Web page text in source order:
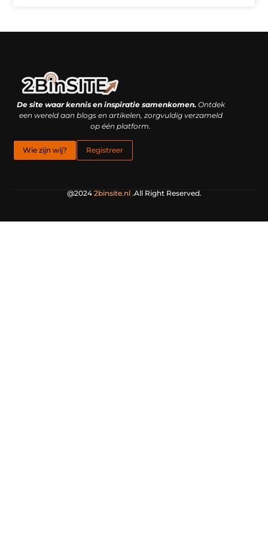
De site waar kennis en inspiratie samenkomen.Ontdek
een wereld aan blogs en artikelen, zorgvuldig verzameld
op één platform.
Wie zijn wij? Registreer
@2024 2binsite.nl.All Right Reserved.